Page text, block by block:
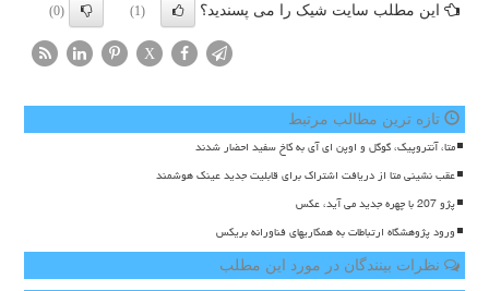
این مطلب سایت شیک را می پسندید؟ (1)
(0)
X
تازه ترین مطالب مرتبط
متا، آنتروپیک، گوگل و اوپن ای آی به کاخ سفید احضار شدند
عقب نشینی متا از دریافت اشتراک برای قابلیت جدید عینک هوشمند
پژو 207 با چهره جدید می آید، عکس
ورود پژوهشگاه ارتباطات به همکاریهای فناورانه بریکس
نظرات بینندگان در مورد این مطلب